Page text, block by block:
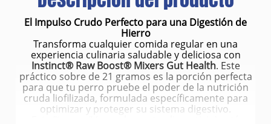
El Impulso Crudo Perfecto para una Digestión de
Hierro
Transforma cualquier comida regular en una
experiencia culinaria saludable y deliciosa con
Instinct® Raw Boost® Mixers Gut Health. Este
práctico sobre de 21 gramos es la porción perfecta
para que tu perro pruebe el poder de la nutrición
cruda liofilizada, formulada específicamente para
optimizar y proteger su sistema digestivo.